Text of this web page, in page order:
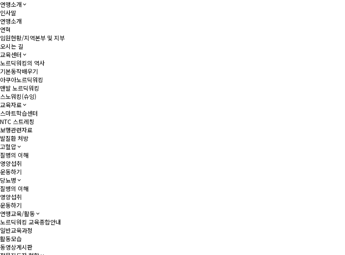
연맹소개
인사말
연맹소개
연혁
임원현황/지역본부 및 지부
오시는 길
교육센터
노르딕워킹의 역사
기본동작배우기
아쿠아노르딕워킹
맨발 노르딕워킹
스노워킹(슈잉)
교육자료
스마트학습센터
NTC 스트레칭
보행관련자료
발질환 처방
고혈압
질병의 이해
영양섭취
운동하기
당뇨병
질병의 이해
영양섭취
운동하기
연맹교육/활동
노르딕워킹 교육종합안내
일반교육과정
활동모습
동영상게시판